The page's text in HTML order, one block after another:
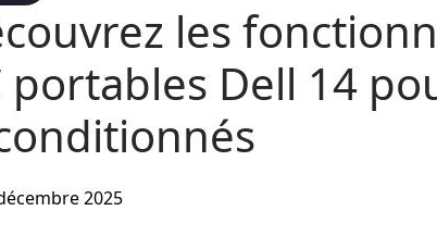
les
portables Dell 14
2025